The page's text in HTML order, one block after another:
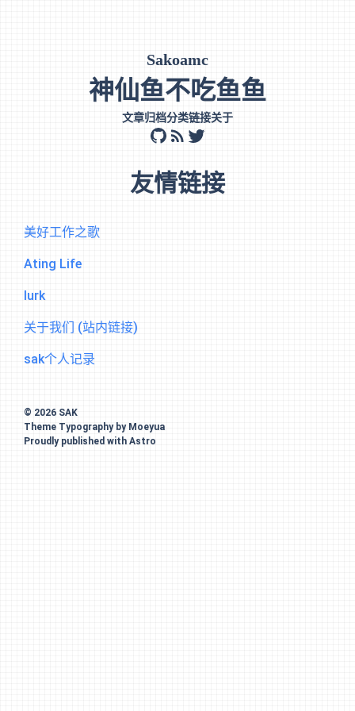
Sakoamc
神仙鱼不吃鱼鱼
文章归档分类链接关于
github
rss twitter
友情链接
美好工作之歌
Ating Life
lurk
关于我们 (站内链接)
sak个人记录
© 2026 SAK
Theme Typographyby Moeyua
Proudly published with Astro